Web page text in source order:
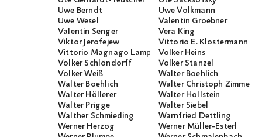
Uwe Berndt
Uwe Volkmann
Uwe Wesel
Valentin Groebner
Valentin Senger
Vera King
Viktor Jerofejew
Vittorio E. Klostermann
Vittorio Magnago LampugnaniVolker Heins
Volker Schlöndorff
Volker Stanzel
Volker Weiß
Walter Boehlich
Walter Boehlich
Walter Christoph Zimmerli
Walter Höllerer
Walter Hollstein
Walter Prigge
Walter Siebel
Walther Schmieding
Warnfried Dettling
Werner Herzog
Werner Müller-Esterl